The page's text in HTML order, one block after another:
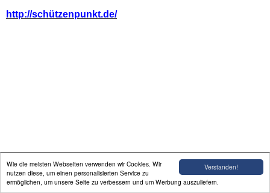
Verstanden!
Wie die meisten Webseiten verwenden wir Cookies. Wir
nutzen diese, um einen personalisierten Service zu
ermöglichen, um unsere Seite zu verbessern und um Werbung auszuliefern.
http://schützenpunkt.de/